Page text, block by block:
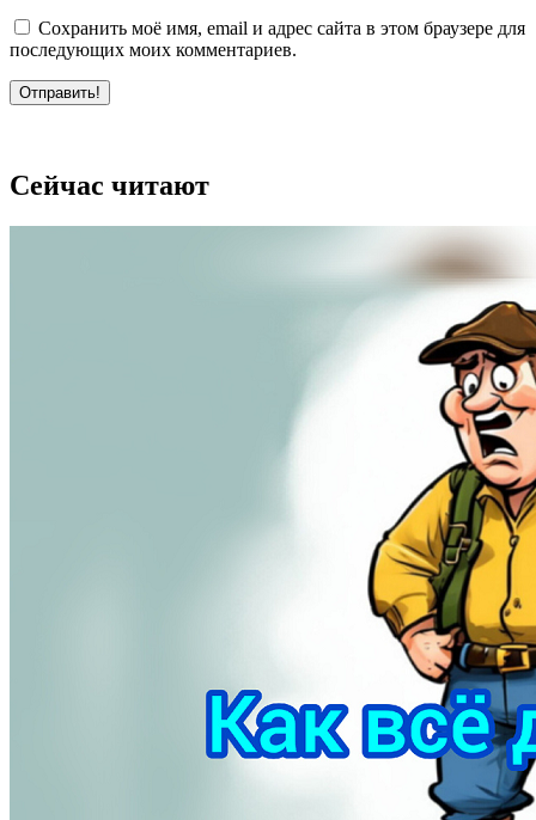
Сохранить моё имя, email и адрес сайта в этом браузере для
последующих моих комментариев.
Отправить!
Сейчас читают